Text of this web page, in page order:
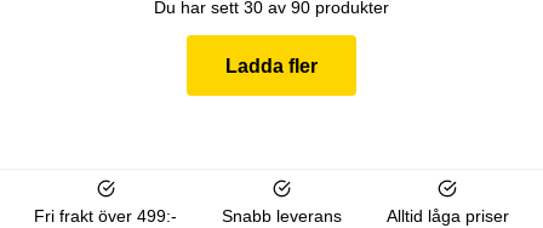
Du har sett 30 av 90 produkter
Ladda fler
Fri frakt över 499:- Snabb leverans Alltid låga priser